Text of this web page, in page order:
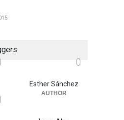
0
Esther Sánchez
AUTHOR